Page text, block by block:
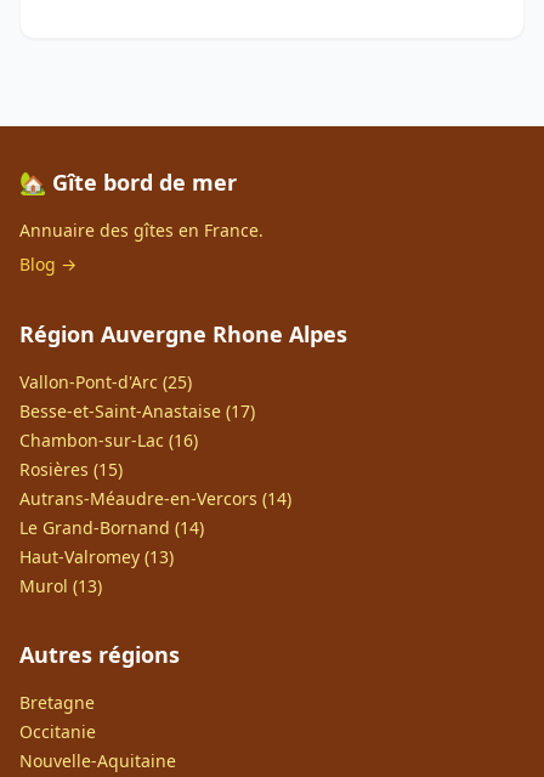
🏡 Gîte bord de mer
Annuaire des gîtes en France.
Blog →
Région Auvergne Rhone Alpes
Vallon-Pont-d'Arc (25)
Besse-et-Saint-Anastaise (17)
Chambon-sur-Lac (16)
Rosières (15)
Autrans-Méaudre-en-Vercors (14)
Le Grand-Bornand (14)
Haut-Valromey (13)
Murol (13)
Autres régions
Bretagne
Occitanie
Nouvelle-Aquitaine